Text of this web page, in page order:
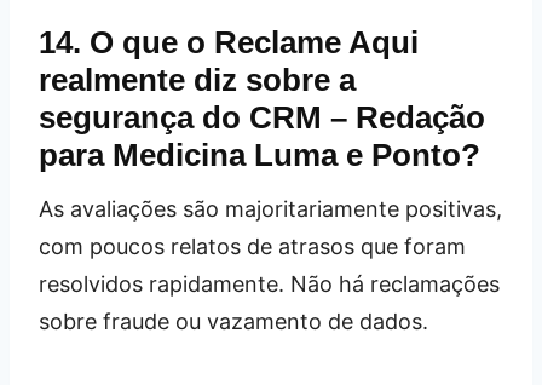
14. O que o Reclame Aqui
realmente diz sobre a
segurança do CRM – Redação
para Medicina Luma e Ponto?
As avaliações são majoritariamente positivas,
com poucos relatos de atrasos que foram
resolvidos rapidamente. Não há reclamações
sobre fraude ou vazamento de dados.